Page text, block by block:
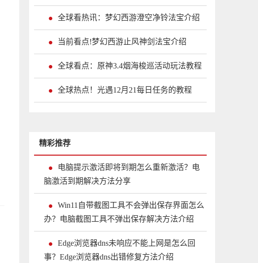
全球看热讯：梦幻西游澄空净铃法宝介绍
当前看点!梦幻西游止风神剑法宝介绍
全球看点：原神3.4烟海梭巡活动玩法教程
全球热点！光遇12月21每日任务的教程
精彩推荐
电脑提示激活即将到期怎么重新激活？电
脑激活到期解决方法分享
Win11自带截图工具不会弹出保存界面怎么
办？电脑截图工具不弹出保存解决方法介绍
Edge浏览器dns未响应不能上网是怎么回
事？Edge浏览器dns出错修复方法介绍